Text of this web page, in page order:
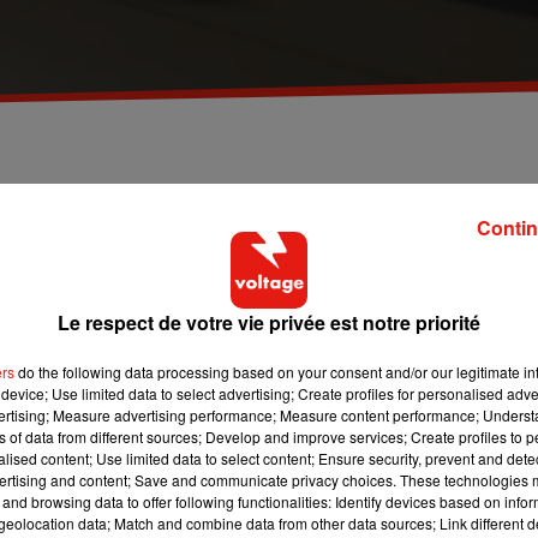
et se fait arrêter par la police. Récit.
pas pu résister à ses pulsions sexuelles.
feu rouge dans les rues de Grenoble aux alentours de
» a constaté l’effraction et a pris en chasse
que le couple était en train de faire l’amour à l’avant
la police grenobloise à l’AFP avant de rappeler les risques
éminemment dangereux :il y a un court moment où on
Le respect de votre vie privée est notre priorité
do the following data processing based on your consent and/or our legitimate
Use limited data to select advertising; Create profiles for personalised
Measure advertising performance; Measure content performance;
of data from different sources; Develop and improve services; Create profiles to
content; Use limited data to select content; Ensure security, prevent and
and content; Save and communicate privacy choices. These technologies
browsing data to offer following functionalities: Identify devices based on
data; Match and combine data from other data sources; Link different